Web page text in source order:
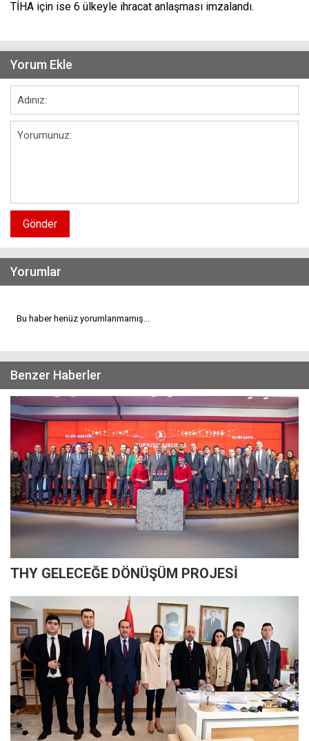
TİHA için ise 6 ülkeyle ihracat anlaşması imzalandı.
Yorum Ekle
Gönder
Yorumlar
Bu haber henüz yorumlanmamış...
Benzer Haberler
THY GELECEĞE DÖNÜŞÜM PROJESİ